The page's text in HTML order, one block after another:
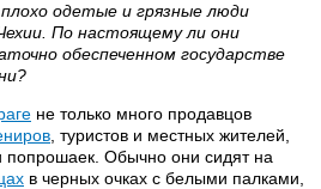
одетые и грязные люди
По настоящему ли они
обеспеченном государстве
не только много продавцов
, туристов и местных жителей,
попрошаек. Обычно они сидят на
в черных очках с белыми палками,